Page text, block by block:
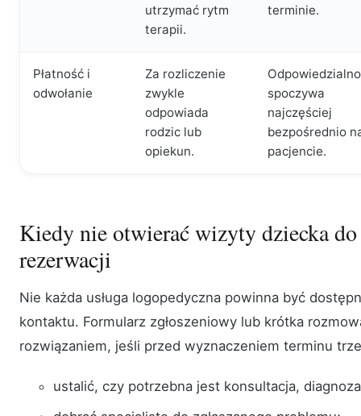
utrzymać rytm
terapii.
terminie.
Płatność i
odwołanie
Za rozliczenie
zwykle
odpowiada
rodzic lub
opiekun.
spoczywa
najczęściej
bezpośrednio
pacjencie.
Kiedy nie otwierać wizyty dziecka
rezerwacji
Nie każda usługa logopedyczna powinna być
kontaktu. Formularz zgłoszeniowy lub krótka
rozwiązaniem, jeśli przed wyznaczeniem terminu
ustalić, czy potrzebna jest konsultacja,